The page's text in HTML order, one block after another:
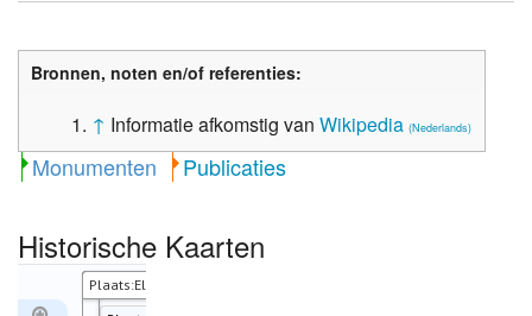
Bronnen, noten en/of referenties:
↑ Informatie afkomstig vanWikipedia(Nederlands)
Monumenten Publicaties
Historische Kaarten